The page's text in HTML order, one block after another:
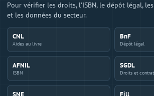
Pour vérifier les droits, l'ISBN, le dépôt légal,
et les données du secteur.
CNL
Aides au livre
BnF
Dépôt légal
AFNIL
ISBN
SGDL
Droits et
SNE Fill